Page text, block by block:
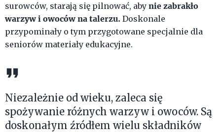
surowców, starają się pilnować, aby nie zabrakło
warzyw i owoców na talerzu. Doskonale
przypominały o tym przygotowane specjalnie dla
seniorów materiały edukacyjne.
Niezależnie od wieku, zaleca się
spożywanie różnych warzyw i owoców. Są
doskonałym źródłem wielu składników